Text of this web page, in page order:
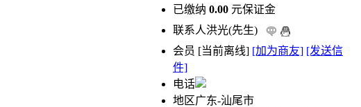
已缴纳 0.00 元保证金
联系人洪光(先生)
会员 [当前离线] [加为商友] [发送信
件]
电话
地区广东-汕尾市